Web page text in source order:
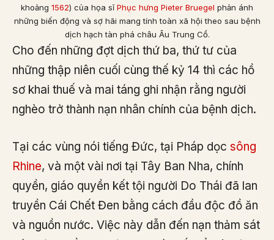
khoảng 1562) của họa sĩPhục hưng Pieter Bruegel phản ánh
những biến động và sợ hãi mang tính toàn xã hội theo sau bệnh
dịch hạch tàn phá châu Âu Trung Cổ.
Cho đến những đợt dịch thứ ba, thứ tư của
những thập niên cuối cùng thế kỷ 14 thì các hồ
sơ khai thuế và mai táng ghi nhận rằng người
nghèo trở thành nạn nhân chính của bệnh dịch.
Tại các vùng nói tiếng Đức, tại Pháp dọc sông
Rhine, và một vài nơi tại Tây Ban Nha, chính
quyền, giáo quyền kết tội người Do Thái đã lan
truyền Cái Chết Đen bằng cách đầu độc đồ ăn
và nguồn nước. Việc này dẫn đến nạn thảm sát